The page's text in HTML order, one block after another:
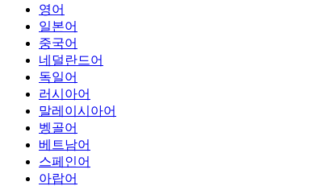
영어
일본어
중국어
네덜란드어
독일어
러시아어
말레이시아어
벵골어
베트남어
스페인어
아랍어